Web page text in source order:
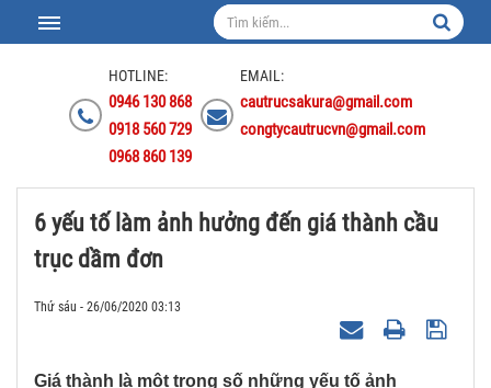
HOTLINE:
0946 130 868
0918 560 729
0968 860 139
EMAIL:
cautrucsakura@gmail.com
congtycautrucvn@gmail.com
6 yếu tố làm ảnh hưởng đến giá thành cầu
trục dầm đơn
Thứ sáu - 26/06/2020 03:13
Giá thành là một trong số những yếu tố ảnh